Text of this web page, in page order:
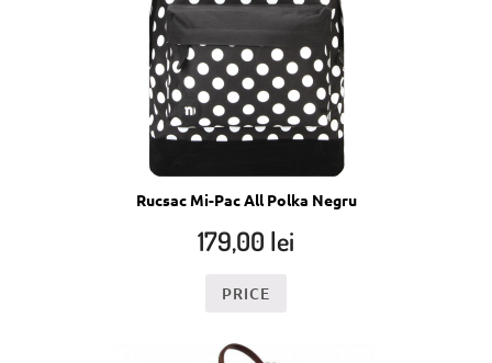
Rucsac Mi-Pac All Polka Negru
179,00 lei
PRICE